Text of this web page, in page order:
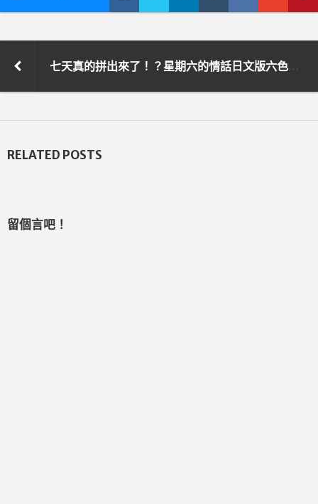
RELATED POSTS
留個言吧！